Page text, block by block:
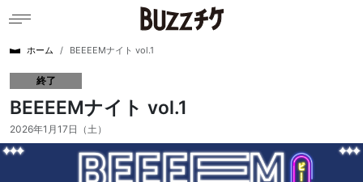
ホーム BEEEEMナイト vol.1
終了
BEEEEMナイト vol.1
2026年1月17日（土）